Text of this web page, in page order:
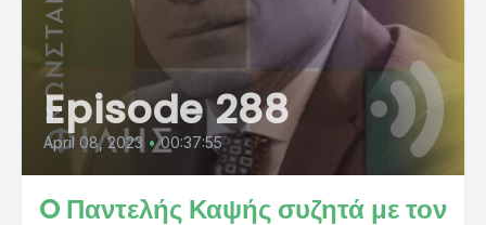
Episode 288
April 08, 2023 • 00:37:55
O Παντελής Καψής συζητά με τον